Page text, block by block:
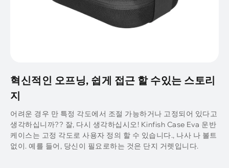
혁신적인 오프닝, 쉽게 접근 할 수있는 스토리
지
어려운 경우 만 특정 각도에서 조절 가능하거나 고정되어 있다고
생각하십니까?? 잘, 다시 생각하십시오! Kinfish Case Eva 운반
케이스는 고정 각도로 사용자 정의 할 수 있습니다., 나사 나 볼트
없이. 예를 들어, 당신이 필요로하는 것은 단지 거렛입니다.